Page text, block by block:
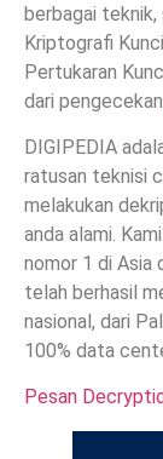
berbagai teknik,
Kriptografi
Pertukaran
dari pengecekan
DIGIPEDIA
ratusan teknisi
melakukan
anda alami.
nomor 1 di Asia
telah berhasil
nasional, dari
100% data
Pesan